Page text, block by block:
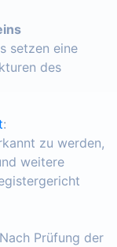
setzen eine
des
:
zu werden,
weitere
Prüfung der